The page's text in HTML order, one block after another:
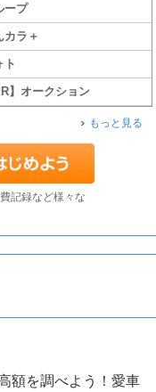
ープ
カラ＋
ト
】オークション
もっと見る
記録など様々な
額を調べよう！愛車